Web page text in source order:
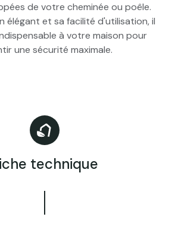
de votre cheminée ou poêle.
élégant et sa facilité d'utilisation, il
à votre maison pour
une sécurité maximale.
technique